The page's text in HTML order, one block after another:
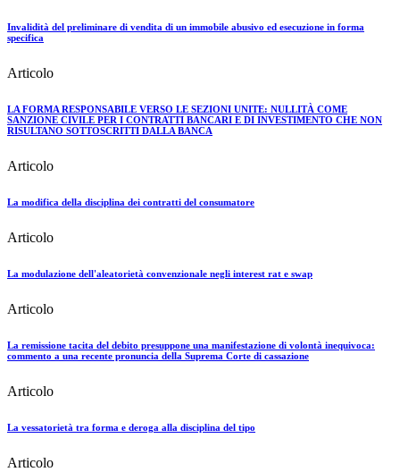
Invalidità del preliminare di vendita di un immobile abusivo ed esecuzione in forma
specifica
Articolo
LA FORMA RESPONSABILE VERSO LE SEZIONI UNITE: NULLITÀ COME
SANZIONE CIVILE PER I CONTRATTI BANCARI E DI INVESTIMENTO CHE NON
RISULTANO SOTTOSCRITTI DALLA BANCA
Articolo
La modifica della disciplina dei contratti del consumatore
Articolo
La modulazione dell'aleatorietà convenzionale negli interest rat e swap
Articolo
La remissione tacita del debito presuppone una manifestazione di volontà inequivoca:
commento a una recente pronuncia della Suprema Corte di cassazione
Articolo
La vessatorietà tra forma e deroga alla disciplina del tipo
Articolo